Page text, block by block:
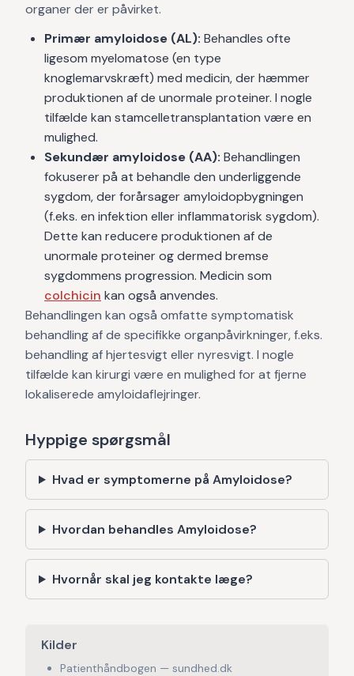
organer der er påvirket.
Primær amyloidose (AL): Behandles ofte
ligesom myelomatose (en type
knoglemarvskræft) med medicin, der hæmmer
produktionen af de unormale proteiner. I nogle
tilfælde kan stamcelletransplantation være en
mulighed.
Sekundær amyloidose (AA): Behandlingen
fokuserer på at behandle den underliggende
sygdom, der forårsager amyloidopbygningen
(f.eks. en infektion eller inflammatorisk sygdom).
Dette kan reducere produktionen af de
unormale proteiner og dermed bremse
sygdommens progression. Medicin som
colchicin kan også anvendes.
Behandlingen kan også omfatte symptomatisk
behandling af de specifikke organpåvirkninger, f.eks.
behandling af hjertesvigt eller nyresvigt. I nogle
tilfælde kan kirurgi være en mulighed for at fjerne
lokaliserede amyloidaflejringer.
Hyppige spørgsmål
Hvad er symptomerne på Amyloidose?
Hvordan behandles Amyloidose?
Hvornår skal jeg kontakte læge?
Kilder
Patienthåndbogen — sundhed.dk